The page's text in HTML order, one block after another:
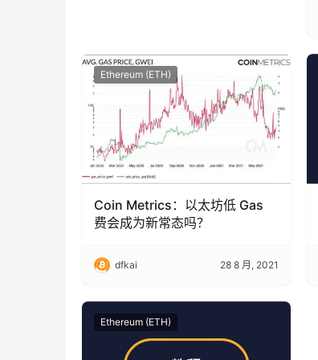
Ethereum (ETH)
Coin Metrics：以太坊低 Gas
费会成为新常态吗？
dfkai 28 8 月, 2021
Ethereum (ETH)